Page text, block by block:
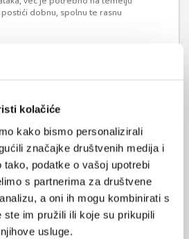
kolačiće
kako bismo personalizirali
značajke društvenih medija i
podatke o vašoj upotrebi
s partnerima za društvene
a oni ih mogu kombinirati s
ste im pružili ili koje su prikupili
usluge.
dobnu, spolnu te rasnu
otkriva ženski spol
ženski spol lubanje koja je navodno
velikom poljskom
je u CMJ-u.